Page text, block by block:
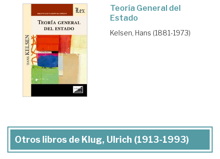
Teoría General del
Estado
Kelsen, Hans (1881-1973)
Otros libros de Klug, Ulrich (1913-1993)